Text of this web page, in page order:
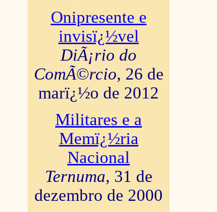
Onipresente e
invisï¿½vel
DiÃ¡rio do
ComÃ©rcio, 26 de
marï¿½o de 2012
Militares e a
Memï¿½ria
Nacional
Ternuma, 31 de
dezembro de 2000